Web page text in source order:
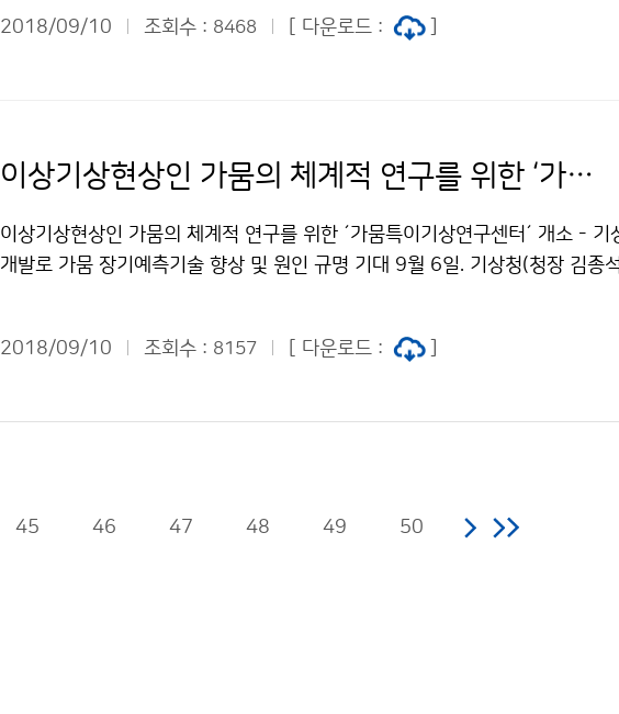
2018/09/10 조회수 : 8468 [ 다운로드 :
이상기상현상인 가뭄의 체계적 연구를 위한 ‘가뭄특이기상연구센터’ 개소
이상기상현상인 가뭄의 체계적 연구를 위한 ´가뭄특이기상연구센터´ 개소 - 기
개발로 가뭄 장기예측기술 향상 및 원인 규명 기대 9월 6일. 기상청(청장 김종
2018/09/10
조회수 : 8157 [ 다운로드 :
45 46 47 48 49 50